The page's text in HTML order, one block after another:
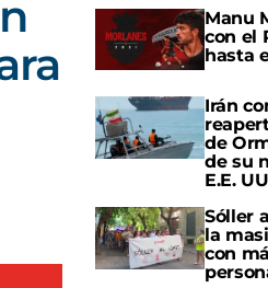
Manu
con el
hasta
Irán
de
de su
E.E.
Sóller
la
con